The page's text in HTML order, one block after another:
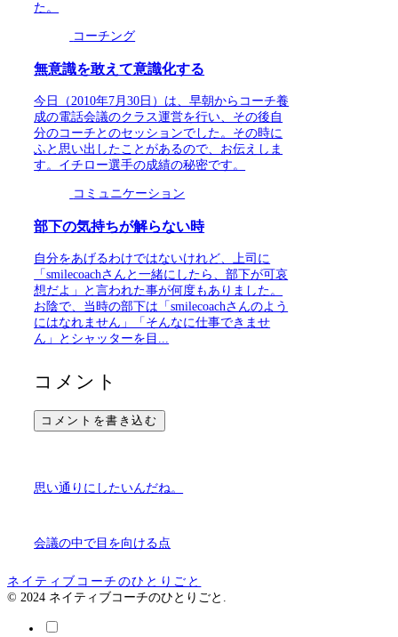
た。
コーチング
無意識を敢えて意識化する
今日（2010年7月30日）は、早朝からコーチ養
成の電話会議のクラス運営を行い、その後自
分のコーチとのセッションでした。その時に
ふと思い出したことがあるので、お伝えしま
す。イチロー選手の成績の秘密です。
コミュニケーション
部下の気持ちが解らない時
自分をあげるわけではないけれど、上司に
「smilecoachさんと一緒にしたら、部下が可哀
想だよ」と言われた事が何度もありました。
お陰で、当時の部下は「smilecoachさんのよう
にはなれません」「そんなに仕事できませ
ん」とシャッターを目...
コメント
コメントを書き込む
思い通りにしたいんだね。
会議の中で目を向ける点
ネイティブコーチのひとりごと
© 2024 ネイティブコーチのひとりごと.